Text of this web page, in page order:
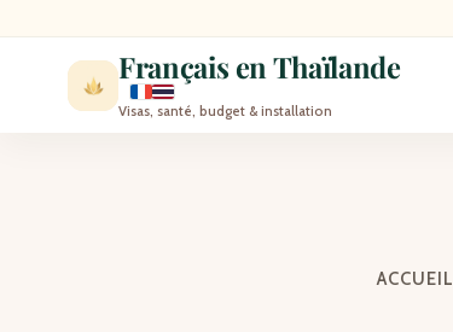
Français en Thaïlande
Visas, santé, budget & installation
ACCUEIL